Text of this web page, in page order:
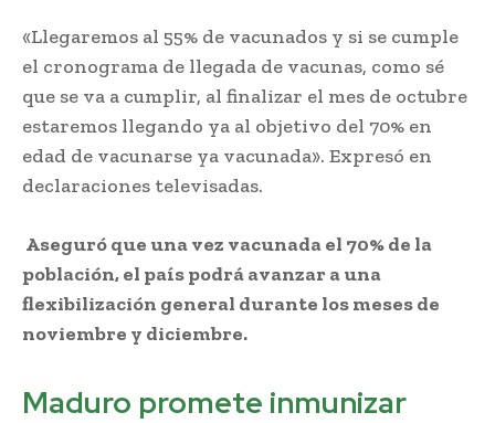
«Llegaremos al 55% de vacunados y si se cumple
el cronograma de llegada de vacunas, como sé
que se va a cumplir, al finalizar el mes de octubre
estaremos llegando ya al objetivo del 70% en
edad de vacunarse ya vacunada». Expresó en
declaraciones televisadas.
Aseguró que una vez vacunada el 70% de la
población, el país podrá avanzar a una
flexibilización general durante los meses de
noviembre y diciembre.
Maduro promete inmunizar